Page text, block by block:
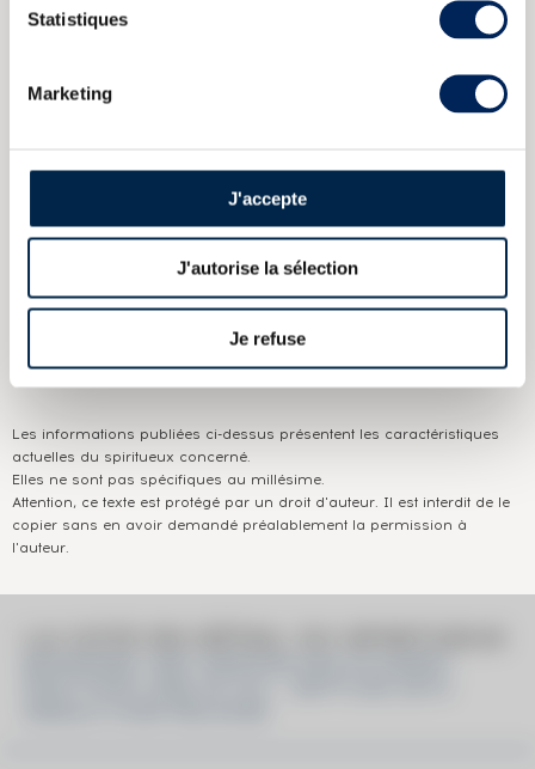
Statistiques
Marketing
J'accepte
J'autorise la sélection
Je refuse
Bowmore Of. Dawn Release
Bowmore 12 years Of. Gold Label
Bowmore 17 years 1996
Casked Limited Edition
CARACTÉRISTIQUESDU DOMAINE & DE LA CUVÉE
Pays/région : Ecosse Islay
Bowmore
Couleur : Ambré
Les informations publiées ci-dessus présentent les caractéristiques
actuelles du spiritueux concerné.
Elles ne sont pas spécifiques au millésime.
Attention, ce texte est protégé par un droit d'auteur. Il est interdit de le
copier sans en avoir demandé préalablement la permission à
l'auteur.